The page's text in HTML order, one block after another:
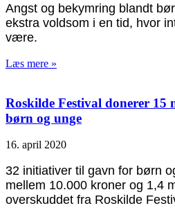
Angst og bekymring blandt
ekstra voldsom i en tid, hvor
være.
Læs mere »
Roskilde Festival donerer
børn og unge
16. april 2020
32 initiativer til gavn for børn
mellem 10.000 kroner og 1,4
overskuddet fra Roskilde